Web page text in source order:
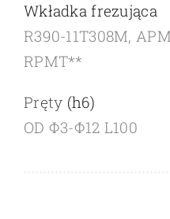
Wkładka frezująca
R390-11T308M,
RPMT**
Pręty (h6)
OD Φ3-Φ12 L100